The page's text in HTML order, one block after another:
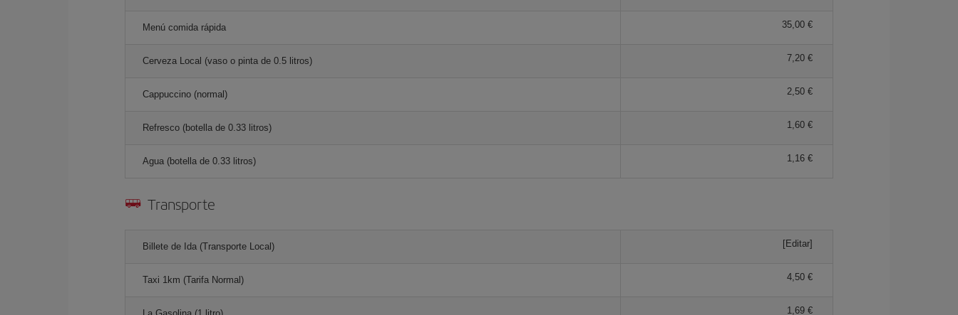
Menú comida rápida 35,00 €
Cerveza Local (vaso o pinta de 0.5 litros) 7,20 €
Cappuccino (normal) 2,50 €
Refresco (botella de 0.33 litros) 1,60 €
Agua (botella de 0.33 litros) 1,16 €
Transporte
Billete de Ida (Transporte Local) [Editar]
Taxi 1km (Tarifa Normal) 4,50 €
1,69 €